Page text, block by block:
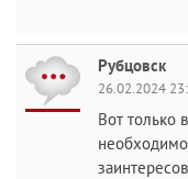
Рубцовск
26.02.2024
Вот только